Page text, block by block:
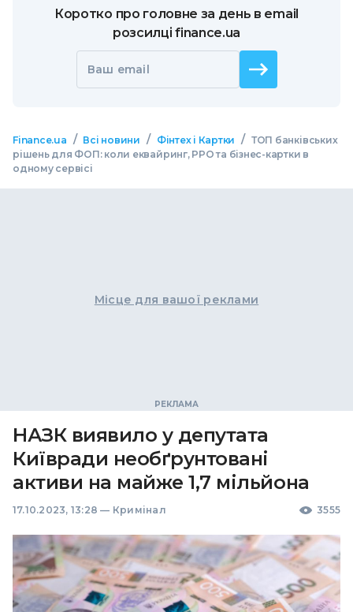
Коротко про головне за день в email
розсилці finance.ua
Ваш email
Finance.ua / Всі новини / Фінтех і Картки / ТОП банківських
рішень для ФОП: коли еквайринг, РРО та бізнес-картки в
одному сервісі
Місце для вашої реклами
НАЗК виявило у депутата
Київради необґрунтовані
активи на майже 1,7 мільйона
17.10.2023, 13:28 — Кримінал 3555